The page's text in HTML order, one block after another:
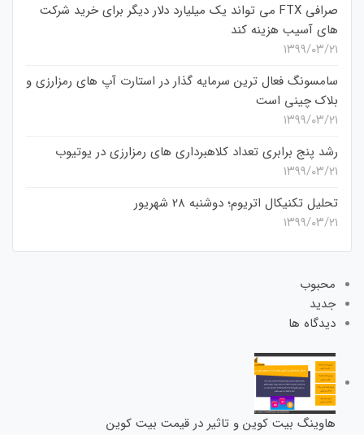
صرافی FTX می تواند یک میلیارد دلار دیگر برای خرید شرکت
های آسیب هزینه کند
۱۳۹۹/۰۳/۲۱
سامسونگ فعال‌ ترین سرمایه‌ گذار در استارت‌ آپ‌ های رمزارزی و
بلاک چینی است
۱۳۹۹/۰۳/۲۱
رشد پنج برابری تعداد کلاهبرداری های رمزارزی در یوتیوب
۱۳۹۹/۰۳/۲۱
تحلیل تکنیکال اتریوم؛ دوشنبه 28 شهریور
۱۳۹۹/۰۳/۲۱
محبوب
جدید
دیدگاه ها
هاوینگ بیت کوین و تاثیر در قیمت بیت کوین